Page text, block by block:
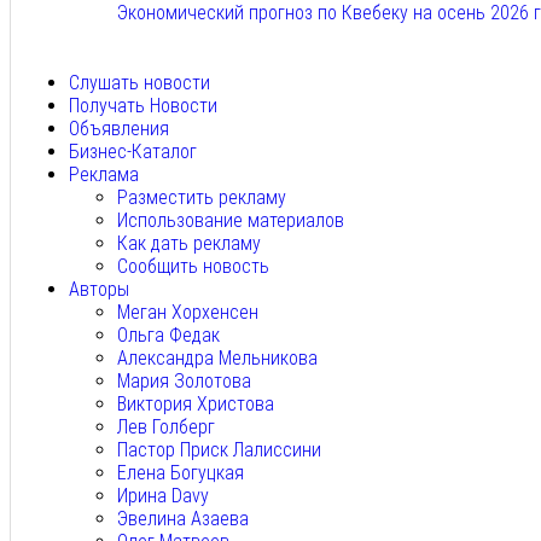
Экономический прогноз по Квебеку на осень 2026
Слушать новости
Получать Новости
Объявления
Бизнес-Каталог
Реклама
Разместить рекламу
Использование материалов
Как дать рекламу
Сообщить новость
Авторы
Меган Хорхенсен
Ольга Федак
Александра Мельникова
Мария Золотова
Виктория Христова
Лев Голберг
Пастор Приск Лалиссини
Елена Богуцкая
Ирина Davy
Эвелина Азаева